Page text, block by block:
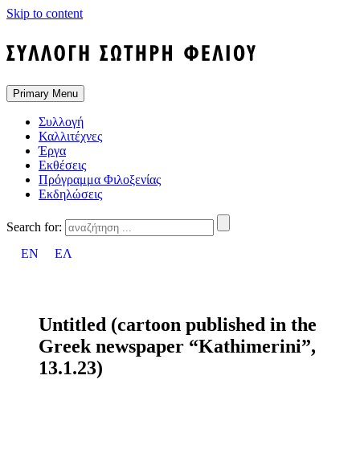
Skip to content
Primary Menu
Συλλογή
Καλλιτέχνες
Έργα
Εκθέσεις
Πρόγραμμα Φιλοξενίας
Εκδηλώσεις
Search for:
EN
ΕΛ
Untitled (cartoon published in the
Greek newspaper “Kathimerini”,
13.1.23)